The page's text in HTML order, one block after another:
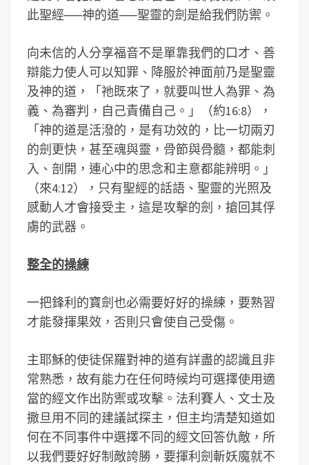
此聖經──神的道──聖靈的劍是給我們防禦。
向未信的人分享福音不是單靠我們的口才、善
辯能力使人可以知罪、降服於神面前乃是聖靈
及神的道，「祂既來了，就要叫世人為罪、為
義、為審判，自己責備自己。」（約16:8），
「神的道是活潑的，是有功效的，比一切兩刃
的劍更快，甚至魂與靈，骨節與骨髓，都能刺
入、剖開，連心中的思念和主意都能辨明。」
（來4:12），只有聖經的話語、聖靈的光照及
感動人才會接受主，這是攻擊的劍，搶回其俘
虜的武器。
整全的操練
一把鋒利的寶劍也必需要好好的操練，要熟習
才能發揮果效，否則只會使自己受傷。
主耶穌的使徒保羅對神的道有詳盡的認識且非
常熟悉，故有能力在任何時候均可選擇使用適
當的經文作出防禦或攻擊。法利賽人、文士及
撒旦用不同的建議試探主，但主均清楚知道如
何在不同事件中選擇不同的經文回答仇敵，所
以我們要好好制敵誇勝，要揮利劍斬妖魔就不